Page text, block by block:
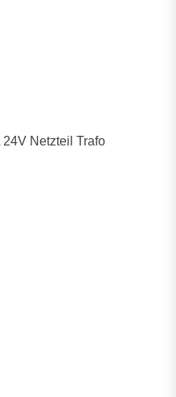
Netzteil Trafo